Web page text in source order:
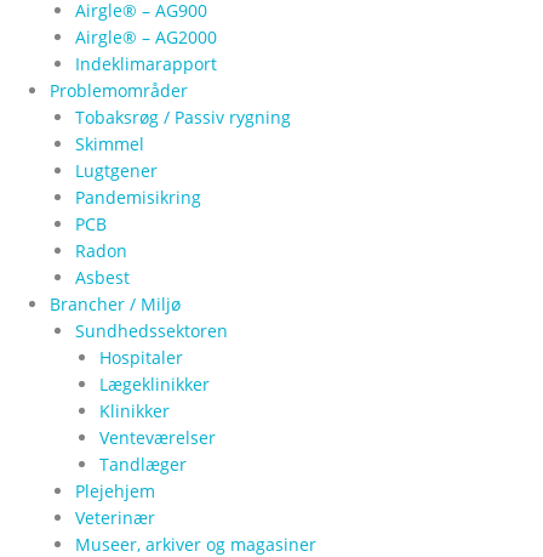
Airgle® – AG900
Airgle® – AG2000
Indeklimarapport
Problemområder
Tobaksrøg / Passiv rygning
Skimmel
Lugtgener
Pandemisikring
PCB
Radon
Asbest
Brancher / Miljø
Sundhedssektoren
Hospitaler
Lægeklinikker
Klinikker
Venteværelser
Tandlæger
Plejehjem
Veterinær
Museer, arkiver og magasiner